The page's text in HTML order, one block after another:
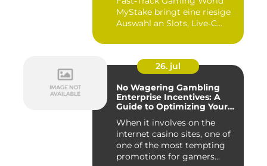
MyStake bringt eine riesige
Auswahl an Slots, Live‑C...
26. jul
No Wagering Gambling
Enterprise Incentives: A
Guide to Optimizing Your
When it involves on the
internet casino sites, one of
one of the most tempting
promotions for gamers...